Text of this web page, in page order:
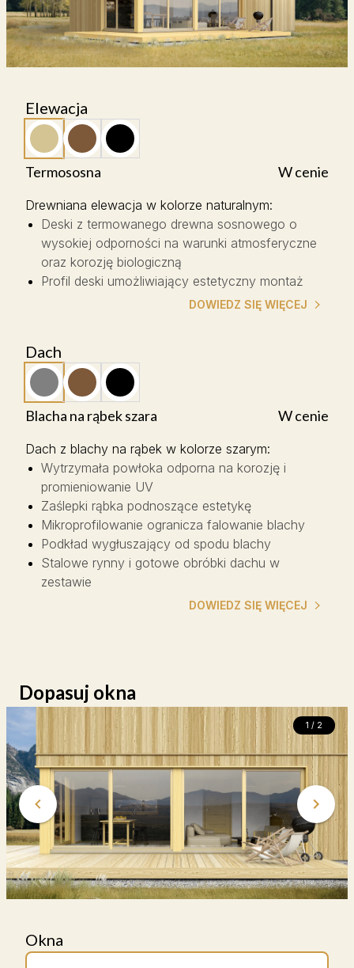
Elewacja
Termososna W cenie
Drewniana elewacja w kolorze naturalnym:
Deski z termowanego drewna sosnowego o
wysokiej odporności na warunki atmosferyczne
oraz korozję biologiczną
Profil deski umożliwiający estetyczny montaż
DOWIEDZ SIĘ WIĘCEJ
Dach
Blacha na rąbek szara W cenie
Dach z blachy na rąbek w kolorze szarym:
Wytrzymała powłoka odporna na korozję i
promieniowanie UV
Zaślepki rąbka podnoszące estetykę
Mikroprofilowanie ogranicza falowanie blachy
Podkład wygłuszający od spodu blachy
Stalowe rynny i gotowe obróbki dachu w
zestawie
DOWIEDZ SIĘ WIĘCEJ
Dopasuj okna
1 / 2
Okna